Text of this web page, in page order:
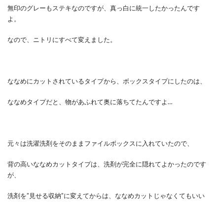
無印のグレーもステキなのですが、真っ白に統一したかったんです
よ。
なので、ニトリにすべて変えました。
ななめにカットされているタイプから、ボックスタイプにしたのは、
ななめタイプだと、物があふれて奥に落ちてたんですよ…
元々は洗濯洗剤をそのままファイルボックスに入れていたので、
背の高いななめカットタイプは、洗剤が完全に隠れてよかったのです
が、
洗剤を”見せる収納”に変えてからは、ななめカットじゃなくてもいい